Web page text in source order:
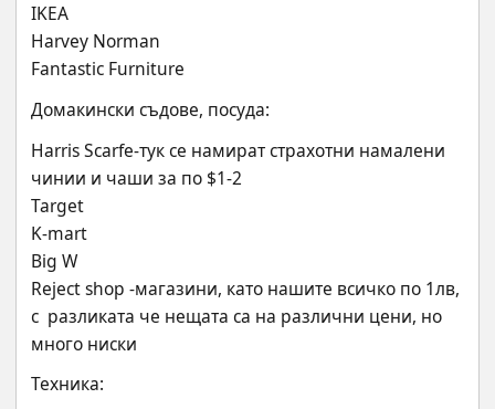
IKEA
Harvey Norman
Fantastic Furniture
Домакински съдове, посуда:
Harris Scarfe-тук се намират страхотни намалени
чинии и чаши за по $1-2
Target
K-mart
Big W
Reject shop -магазини, като нашите всичко по 1лв,
с  разликата че нещата са на различни цени, но
много ниски
Teхника: